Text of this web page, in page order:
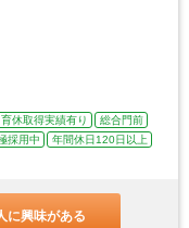
休取得実績有り
総合門前
採用中
年間休日120日以上
に興味がある